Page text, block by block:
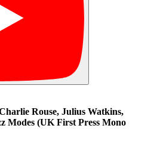
Rouse, Julius Watkins,
Modes (UK First Press Mono